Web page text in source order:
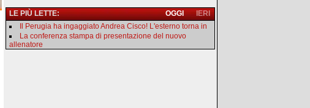
LE PIÙ LETTE: IERI
OGGI
Il Perugia ha ingaggiato Andrea Cisco! L'esterno torna in
La conferenza stampa di presentazione del nuovo
allenatore